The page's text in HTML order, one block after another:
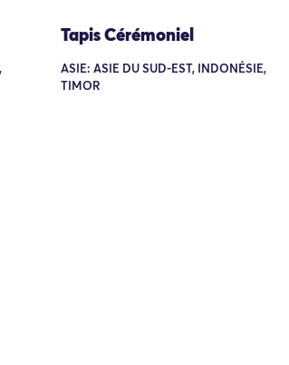
Tapis Cérémoniel
ASIE: ASIE DU SUD-EST, INDONÉSIE,
TIMOR